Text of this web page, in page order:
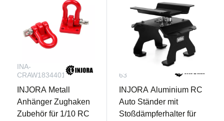
INA-
CRAW1834401RD
INJORA Metall
Anhänger Zughaken
Zubehör für 1/10 RC
63
INJORA Aluminium RC
Auto Ständer mit
Stoßdämpferhalter für